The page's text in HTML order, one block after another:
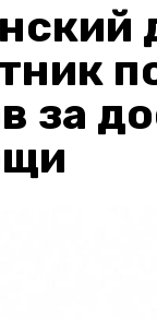
за